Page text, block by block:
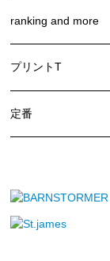
ranking and more
プリントT
定番